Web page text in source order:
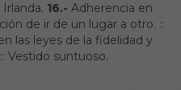
16.- Adherencia en
de ir de un lugar a otro. ::
las leyes de la fidelidad y
:: Vestido suntuoso.